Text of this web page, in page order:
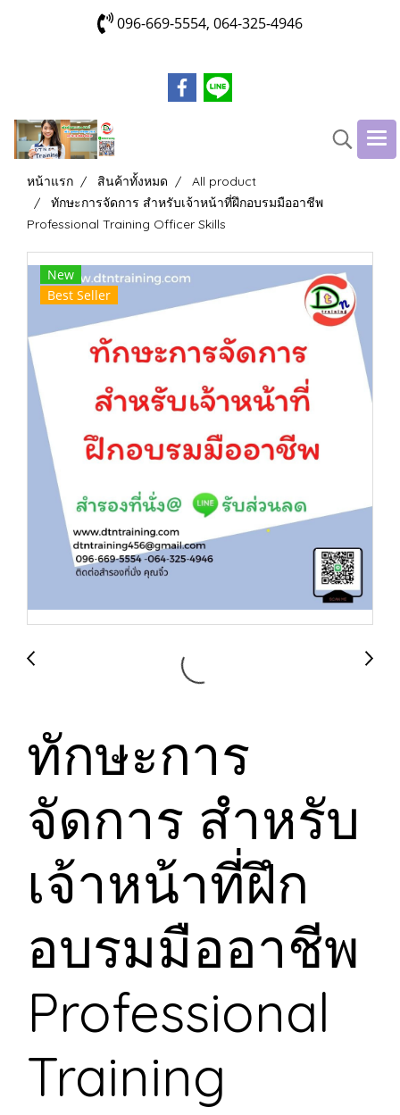
096-669-5554, 064-325-4946
หน้าแรก สินค้าทั้งหมด
All product
ทักษะการจัดการ สำหรับเจ้าหน้าที่ฝึกอบรมมืออาชีพ
Professional Training Officer Skills
New
Best Seller
ทักษะการ
จัดการ สำหรับ
เจ้าหน้าที่ฝึก
อบรมมืออาชีพ
Professional
Training